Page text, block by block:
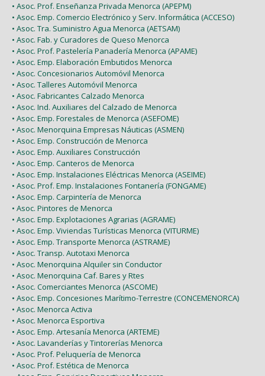
• Asoc. Prof. Enseñanza Privada Menorca (APEPM)
• Asoc. Emp. Comercio Electrónico y Serv. Informática (ACCESO)
• Asoc. Tra. Suministro Agua Menorca (AETSAM)
• Asoc. Fab. y Curadores de Queso Menorca
• Asoc. Prof. Pastelería Panadería Menorca (APAME)
• Asoc. Emp. Elaboración Embutidos Menorca
• Asoc. Concesionarios Automóvil Menorca
• Asoc. Talleres Automóvil Menorca
• Asoc. Fabricantes Calzado Menorca
• Asoc. Ind. Auxiliares del Calzado de Menorca
• Asoc. Emp. Forestales de Menorca (ASEFOME)
• Asoc. Menorquina Empresas Náuticas (ASMEN)
• Asoc. Emp. Construcción de Menorca
• Asoc. Emp. Auxiliares Construcción
• Asoc. Emp. Canteros de Menorca
• Asoc. Emp. Instalaciones Eléctricas Menorca (ASEIME)
• Asoc. Prof. Emp. Instalaciones Fontanería (FONGAME)
• Asoc. Emp. Carpintería de Menorca
• Asoc. Pintores de Menorca
• Asoc. Emp. Explotaciones Agrarias (AGRAME)
• Asoc. Emp. Viviendas Turísticas Menorca (VITURME)
• Asoc. Emp. Transporte Menorca (ASTRAME)
• Asoc. Transp. Autotaxi Menorca
• Asoc. Menorquina Alquiler sin Conductor
• Asoc. Menorquina Caf. Bares y Rtes
• Asoc. Comerciantes Menorca (ASCOME)
• Asoc. Emp. Concesiones Marítimo-Terrestre (CONCEMENORCA)
• Asoc. Menorca Activa
• Asoc. Menorca Esportiva
• Asoc. Emp. Artesanía Menorca (ARTEME)
• Asoc. Lavanderías y Tintorerías Menorca
• Asoc. Prof. Peluquería de Menorca
• Asoc. Prof. Estética de Menorca